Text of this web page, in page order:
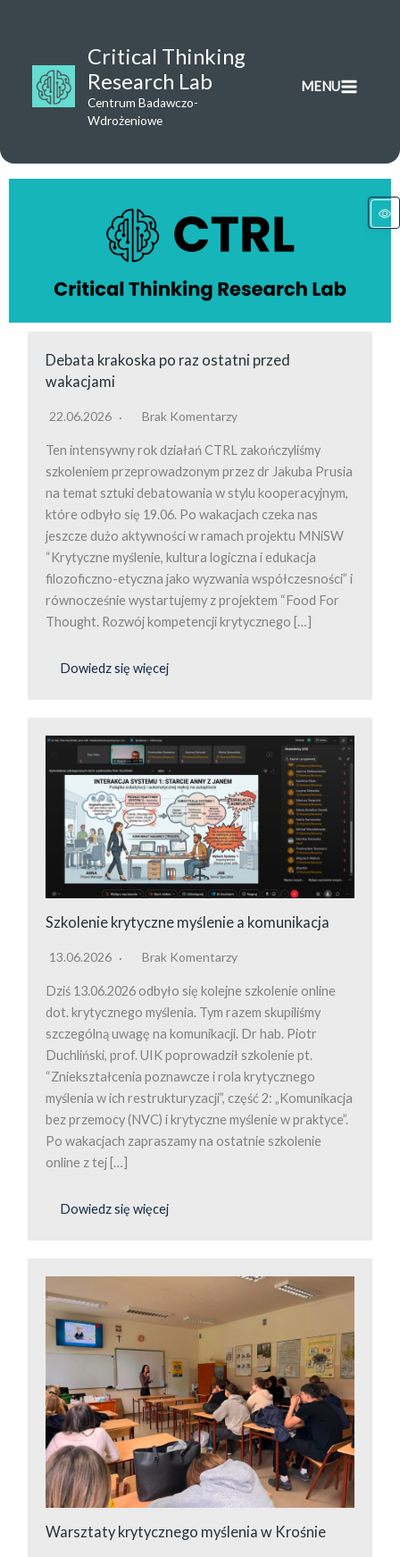
Critical Thinking
Research Lab
Centrum Badawczo-
Wdrożeniowe
MENU
Debata krakoska po raz ostatni przed
wakacjami
22.06.2026 Brak Komentarzy
Ten intensywny rok działań CTRL zakończyliśmy
szkoleniem przeprowadzonym przez dr Jakuba Prusia
na temat sztuki debatowania w stylu kooperacyjnym,
które odbyło się 19.06. Po wakacjach czeka nas
jeszcze dużo aktywności w ramach projektu MNiSW
“Krytyczne myślenie, kultura logiczna i edukacja
filozoficzno-etyczna jako wyzwania współczesności” i
równocześnie wystartujemy z projektem “Food For
Thought. Rozwój kompetencji krytycznego […]
Dowiedz się więcej
Szkolenie krytyczne myślenie a komunikacja
13.06.2026 Brak Komentarzy
Dziś 13.06.2026 odbyło się kolejne szkolenie online
dot. krytycznego myślenia. Tym razem skupiliśmy
szczególną uwagę na komunikacji. Dr hab. Piotr
Duchliński, prof. UIK poprowadził szkolenie pt.
“Zniekształcenia poznawcze i rola krytycznego
myślenia w ich restrukturyzacji”, część 2: „Komunikacja
bez przemocy (NVC) i krytyczne myślenie w praktyce”.
Po wakacjach zapraszamy na ostatnie szkolenie
online z tej […]
Dowiedz się więcej
Warsztaty krytycznego myślenia w Krośnie